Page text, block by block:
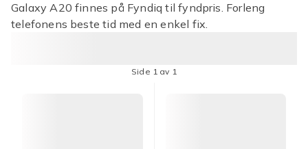
Galaxy A20 finnes på Fyndiq til fyndpris. Forleng
telefonens beste tid med en enkel fix.
Side 1 av 1